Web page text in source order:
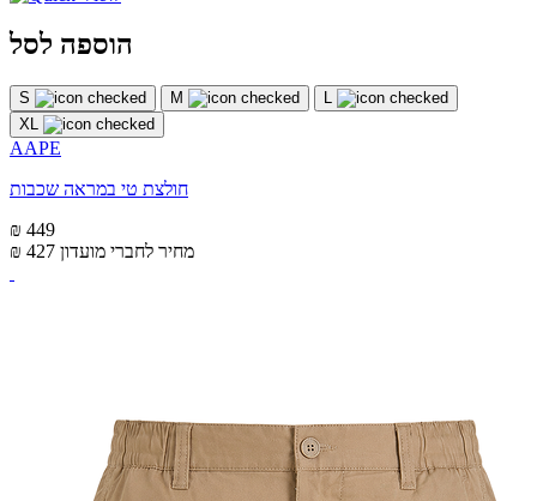
הוספה לסל
S M
L
XL
AAPE
חולצת טי במראה שכבות
₪ 449
₪ 427 מחיר לחברי מועדון